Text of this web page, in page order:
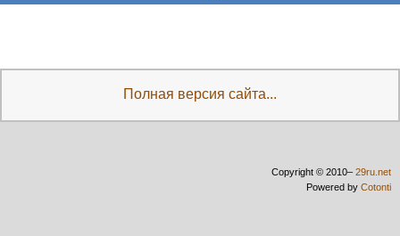
Полная версия сайта...
Copyright © 2010– 29ru.net
Powered by Cotonti